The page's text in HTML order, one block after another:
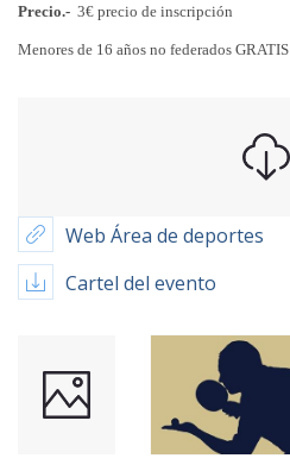
Precio.- 3€ precio de inscripción
Menores de 16 años no federados GRATIS
Web Área de deportes
Cartel del evento